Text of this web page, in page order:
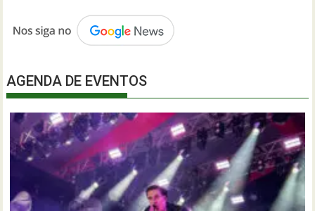
AGENDA DE EVENTOS